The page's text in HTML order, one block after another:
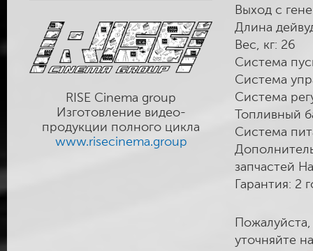
RISE Cinema group
Изготовление видео-
продукции полного цикла
www.risecinema.group
Выход с
Длина
Вес, кг: 26
Система
Система
Система
Топливный
Система
запчастей
Гарантия: 2
уточняйте